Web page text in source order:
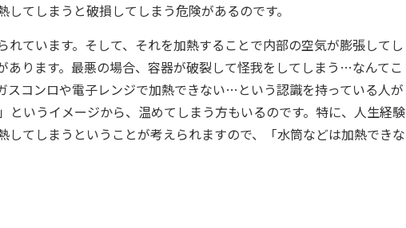
てしまうと破損してしまう危険があるのです。
ています。そして、それを加熱することで内部の空気が膨張してし
ります。最悪の場合、容器が破裂して怪我をしてしまう…なんてこ
スコンロや電子レンジで加熱できない…という認識を持っている人が
いうイメージから、温めてしまう方もいるのです。特に、人生経験
てしまうということが考えられますので、「水筒などは加熱できな